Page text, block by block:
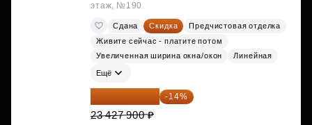
этаж, №190
Сдана Скидка
Предчистовая отделка
Живите сейчас - платите потом
Увеличенная ширина окна/окон
Линейная
Ещё
20 147 994 ₽ -14%
23 427 900 ₽